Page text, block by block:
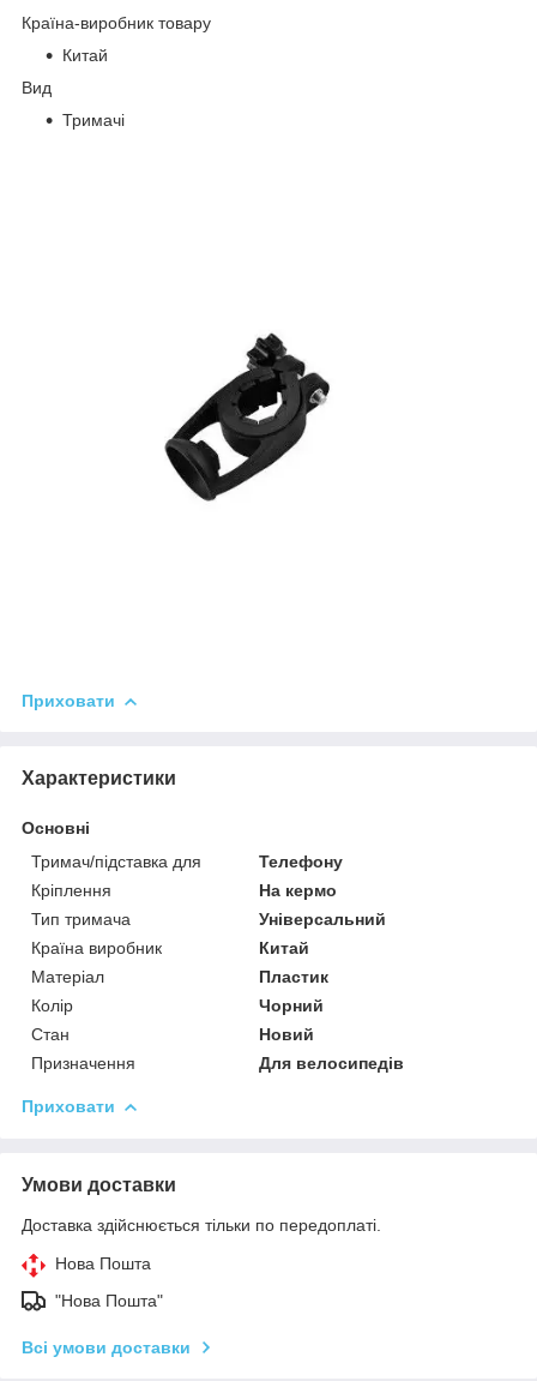
Країна-виробник товару
Китай
Вид
Тримачі
Приховати
Характеристики
Основні
Тримач/підставка для
Телефону
Кріплення
На кермо
Тип тримача
Універсальний
Країна виробник
Китай
Матеріал
Пластик
Колір
Чорний
Стан
Новий
Призначення
Для велосипедів
Приховати
Умови доставки
Доставка здійснюється тільки по передоплаті.
Нова Пошта
"Нова Пошта"
Всі умови доставки